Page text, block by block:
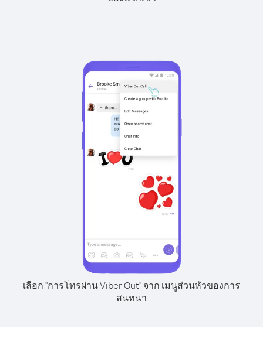
เลือก "การโทรผ่าน Viber Out" จาก เมนูส่วนหัวของการ
สนทนา